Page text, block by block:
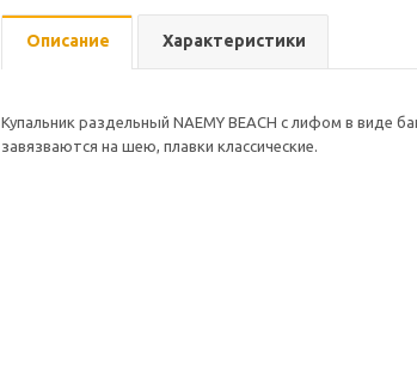
Описание Характеристики
Купальник раздельный NAEMY BEACH с лифом в виде
завязваются на шею, плавки классические.